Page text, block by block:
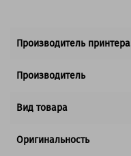
Производитель принтера
Производитель
Вид товара
Оригинальность